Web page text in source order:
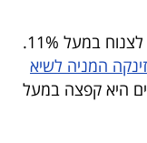
הכוכבת השלילית תהיה טאואר, שצפויה לצנוח במעל 11%.
המניה לשיא
היא קפצה במעל